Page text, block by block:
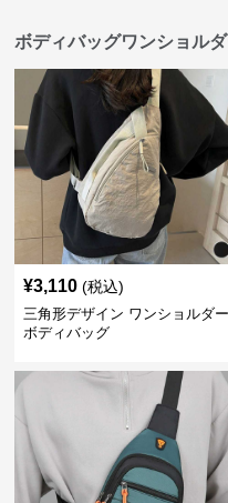
ボディバッグワンショル
¥3,110 (税込)
三角形デザイン ワンショルダー
ボディバッグ